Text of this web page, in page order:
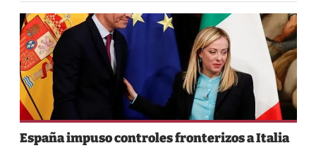
España impuso controles fronterizos a Italia